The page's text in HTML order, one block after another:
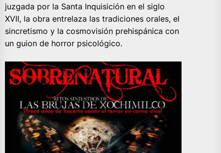
juzgada por la Santa Inquisición en el siglo
XVII, la obra entrelaza las tradiciones orales, el
sincretismo y la cosmovisión prehispánica con
un guion de horror psicológico.